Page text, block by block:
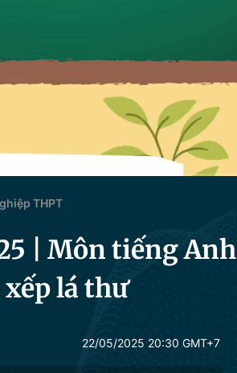
THPT
| Môn tiếng Anh |
xếp lá thư
22/05/2025 20:30 GMT+7